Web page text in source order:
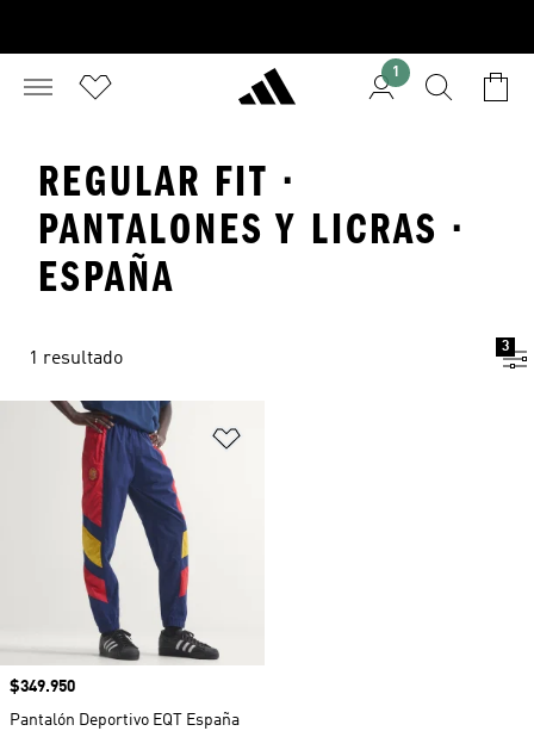
1
REGULAR FIT ·
PANTALONES Y LICRAS ·
ESPAÑA
1 resultado
3
Precio
$349.950
Pantalón Deportivo EQT España